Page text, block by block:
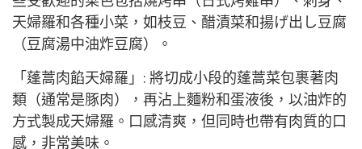
天婦羅和各種小菜，如枝豆、醋漬菜和揚げ出し豆腐
（豆腐湯中油炸豆腐）。
「蓬蒿肉餡天婦羅」: 將切成小段的蓬蒿菜包裹著肉
類（通常是豚肉），再沾上麵粉和蛋液後，以油炸的
方式製成天婦羅。口感清爽，但同時也帶有肉質的口
感，非常美味。